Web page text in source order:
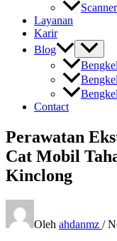
Layanan
Karir
Blog
Contact
Perawatan
Cat Mobil
Kinclong
Oleh ahdanmz /